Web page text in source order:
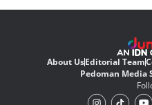
About UsEditorial Team
Pedoman Media